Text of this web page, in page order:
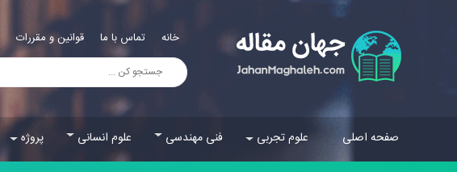
خانه تماس با ما قوانین و مقررات
صفحه اصلی علوم تجربی فنی مهندسی علوم انسانی پروژه